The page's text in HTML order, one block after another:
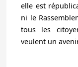
elle est
ni le
tous les
veulent un